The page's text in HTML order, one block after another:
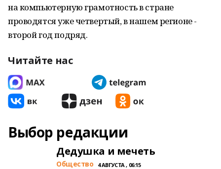
на компьютерную грамотность в стране
проводятся уже четвертый, в нашем регионе -
второй год подряд.
Читайте нас
Выбор редакции
Дедушка и мечеть
Общество 4 АВГУСТА , 06:15